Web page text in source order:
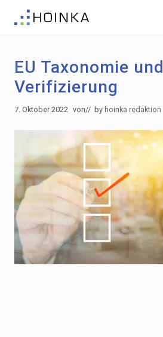
Fußzeile
Green
Building
EU Taxonomie und
Verifizierung
7. Oktober 2022 von// by hoinka redaktion